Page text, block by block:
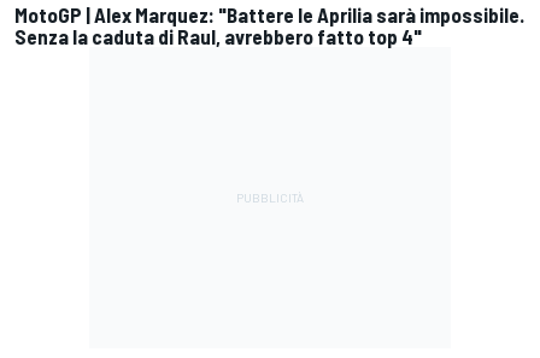
MotoGP | Alex Marquez: "Battere le Aprilia sarà impossibile.
Senza la caduta di Raul, avrebbero fatto top 4"